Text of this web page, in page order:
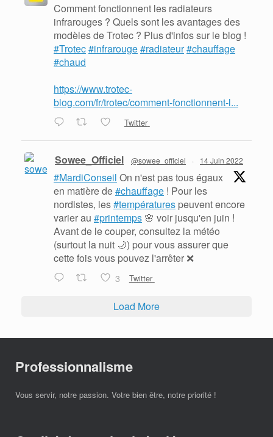
Comment fonctionnent les radiateurs
infrarouges ? Quels sont les avantages des
modèles de Trotec ? Plus d'infos sur le blog !
#Trotec#infrarouge#radiateur#chauffage
#chaud
https://www.trotec-
blog.com/fr/trotec/comment-fonctionnent-l...
Twitter
Sowee_Officiel @sowee_officiel · 14 Juin 2022
#MardiConseil On n'est pas tous égaux
en matière de#chauffage ! Pour les
nordistes, les#températures peuvent encore
varier au #printemps 🌸 voir jusqu'en juin !
Avant de le couper, consultez la météo
(surtout la nuit 🌙) pour vous assurer que
cette fois vous pouvez l'arrêter ❌
3 Twitter
Load More
Professionnalisme
Vous servir, notre passion. Votre bien être, notre priorité !